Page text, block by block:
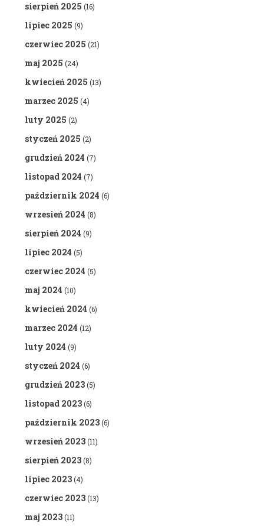
sierpień 2025 (16)
lipiec 2025 (9)
czerwiec 2025 (21)
maj 2025 (24)
kwiecień 2025 (13)
marzec 2025 (4)
luty 2025 (2)
styczeń 2025 (2)
grudzień 2024 (7)
listopad 2024 (7)
październik 2024 (6)
wrzesień 2024 (8)
sierpień 2024 (9)
lipiec 2024 (5)
czerwiec 2024 (5)
maj 2024 (10)
kwiecień 2024 (6)
marzec 2024 (12)
luty 2024 (9)
styczeń 2024 (6)
grudzień 2023(5)
listopad 2023(6)
październik 2023(6)
wrzesień 2023(11)
sierpień 2023(8)
lipiec 2023(4)
czerwiec 2023(13)
maj 2023(11)